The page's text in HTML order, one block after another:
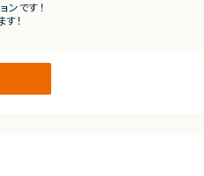
です！
！